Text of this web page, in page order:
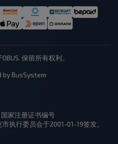
保留所有权利。
by BusSystem
家注册证书编号
执行委员会于2001-01-19签发。